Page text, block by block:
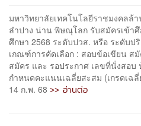
มหาวิทยาลัยเทคโนโลยีราชมงคลล้า
ลำปาง น่าน พิษณุโลก รับสมัครเข้า
ศึกษา 2568 ระดับปวส. หรือ ระดับ
เกณฑ์การคัดเลือก : สอบข้อเขียน ส
สมัคร และ รอประกาศ เลขที่นั่งสอบ
กำหนดคะแนนเฉลี่ยสะสม (เกรดเฉ
14 ก.พ. 68 >> อ่านต่อ